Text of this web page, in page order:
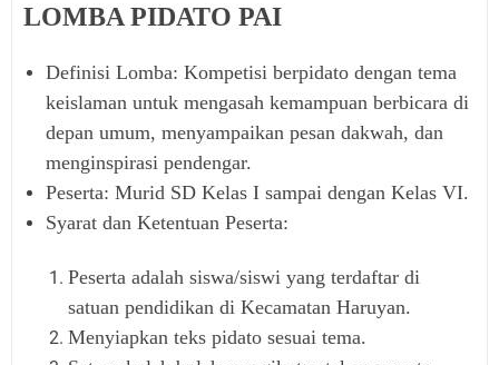
LOMBA PIDATO PAI
Definisi Lomba: Kompetisi berpidato dengan tema
keislaman untuk mengasah kemampuan berbicara di
depan umum, menyampaikan pesan dakwah, dan
menginspirasi pendengar.
Peserta: Murid SD Kelas I sampai dengan Kelas VI.
Syarat dan Ketentuan Peserta:
Peserta adalah siswa/siswi yang terdaftar di
satuan pendidikan di Kecamatan Haruyan.
Menyiapkan teks pidato sesuai tema.